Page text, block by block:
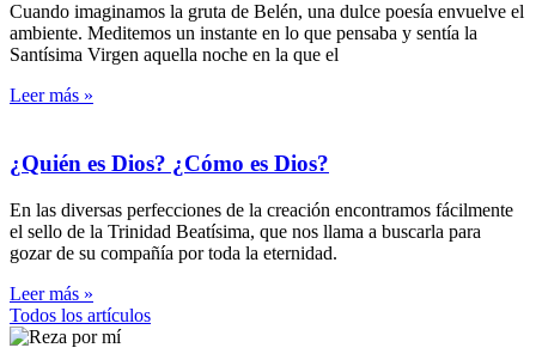
Cuando imaginamos la gruta de Belén, una dulce poesía envuelve el
ambiente. Meditemos un instante en lo que pensaba y sentía la
Santísima Virgen aquella noche en la que el
Leer más »
¿Quién es Dios? ¿Cómo es Dios?
En las diversas perfecciones de la creación encontramos fácilmente
el sello de la Trinidad Beatísima, que nos llama a buscarla para
gozar de su compañía por toda la eternidad.
Leer más »
Todos los artículos